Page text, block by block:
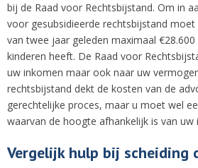
bij de Raad voor Rechtsbijstand. Om in
voor gesubsidieerde rechtsbijstand
van twee jaar geleden maximaal
kinderen heeft. De Raad voor
uw inkomen maar ook naar uw
rechtsbijstand dekt de kosten van de
gerechtelijke proces, maar u moet wel
waarvan de hoogte afhankelijk is van uw
Vergelijk hulp bij scheiding